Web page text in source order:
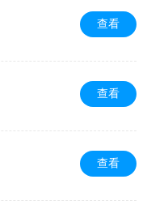
查看
查看
查看